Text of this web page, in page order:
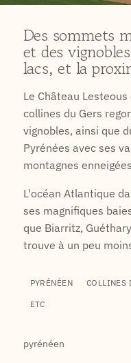
Des sommets
et des
lacs, et la
Le Château
collines du Gers
vignobles, ainsi que
Pyrénées avec ses
montagnes
L'océan Atlantique
ses magnifiques
que Biarritz,
trouve à un peu
PYRÉNÉEN COLLINES
ETC
pyrénéen